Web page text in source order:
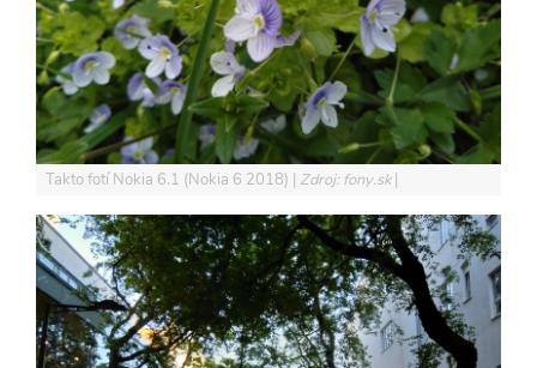
Takto fotí Nokia 6.1 (Nokia 6 2018) Zdroj: fony.sk